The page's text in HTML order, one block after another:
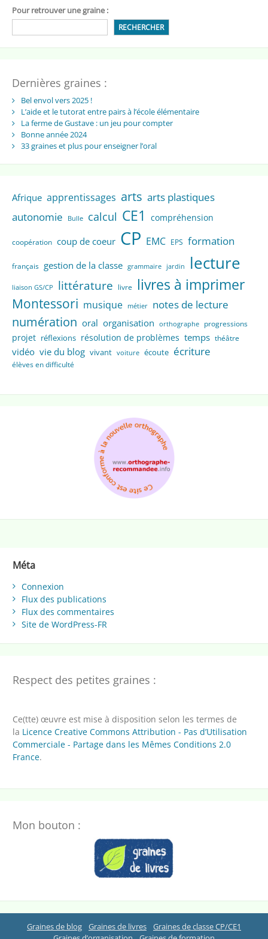
Pour retrouver une graine :
RECHERCHER
Dernières graines :
Bel envol vers 2025 !
L’aide et le tutorat entre pairs à l’école élémentaire
La ferme de Gustave : un jeu pour compter
Bonne année 2024
33 graines et plus pour enseigner l’oral
Afrique apprentissages arts arts plastiques
autonomie
Bulle calcul CE1 compréhension
coopération coup de coeur CP EMC EPS formation
français gestion de la classe grammaire jardin lecture
liaison GS/CP littérature livre livres à imprimer
Montessori musique métier notes de lecture
numération oral organisation orthographe progressions
projet réflexions résolution de problèmes temps théâtre
vidéo vie du blog vivant voiture écoute écriture
élèves en difficulté
Méta
Connexion
Flux des publications
Flux des commentaires
Site de WordPress-FR
Respect des petites graines :
Ce(tte) œuvre est mise à disposition selon les termes de
la Licence Creative Commons Attribution - Pas d’Utilisation
Commerciale - Partage dans les Mêmes Conditions 2.0
France.
Mon bouton :
Graines de blog Graines de livres
Graines de classe CP/CE1